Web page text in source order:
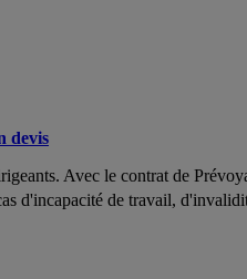
devis
Avec le contrat de
d'incapacité de travail,